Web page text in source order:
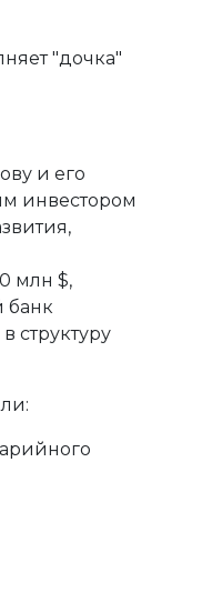
"дочка"
и его
инвестором
млн $,
банк
структуру